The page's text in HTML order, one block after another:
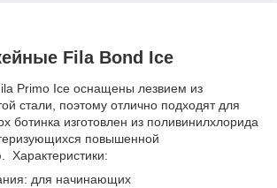
Fila Bond Ice
Primo Ice оснащены лезвием из
стали, поэтому отлично подходят для
ботинка изготовлен из поливинилхлорида
повышенной
Характеристики:
для начинающих